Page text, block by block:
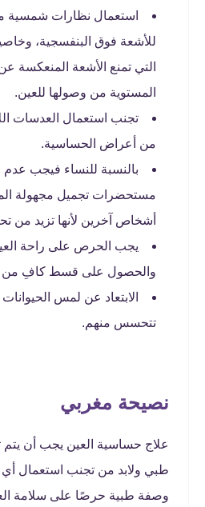
استعمال نظارات شمسية
للأشعة فوق البنفسجية،
التي تمنع الأشعة المنعكسة
المستوية من وصولها للعين.
تجنب استعمال العدسات
من أعراض الحساسية.
بالنسبة للنساء فيجب عدم
مستحضرات تجميل مجهولة
أشخاص آخرين لأنها تزيد من
يجب الحرص على راحة
والحصول على قسط كافِ من
الابتعاد عن لمس الحيوانات
تتحسس منهم.
نصيحة مغربي
علاج حساسية العين يجب أن
طبي ولابد من تجنب استعمال أي
وصفة طبية حرصًا على سلامة